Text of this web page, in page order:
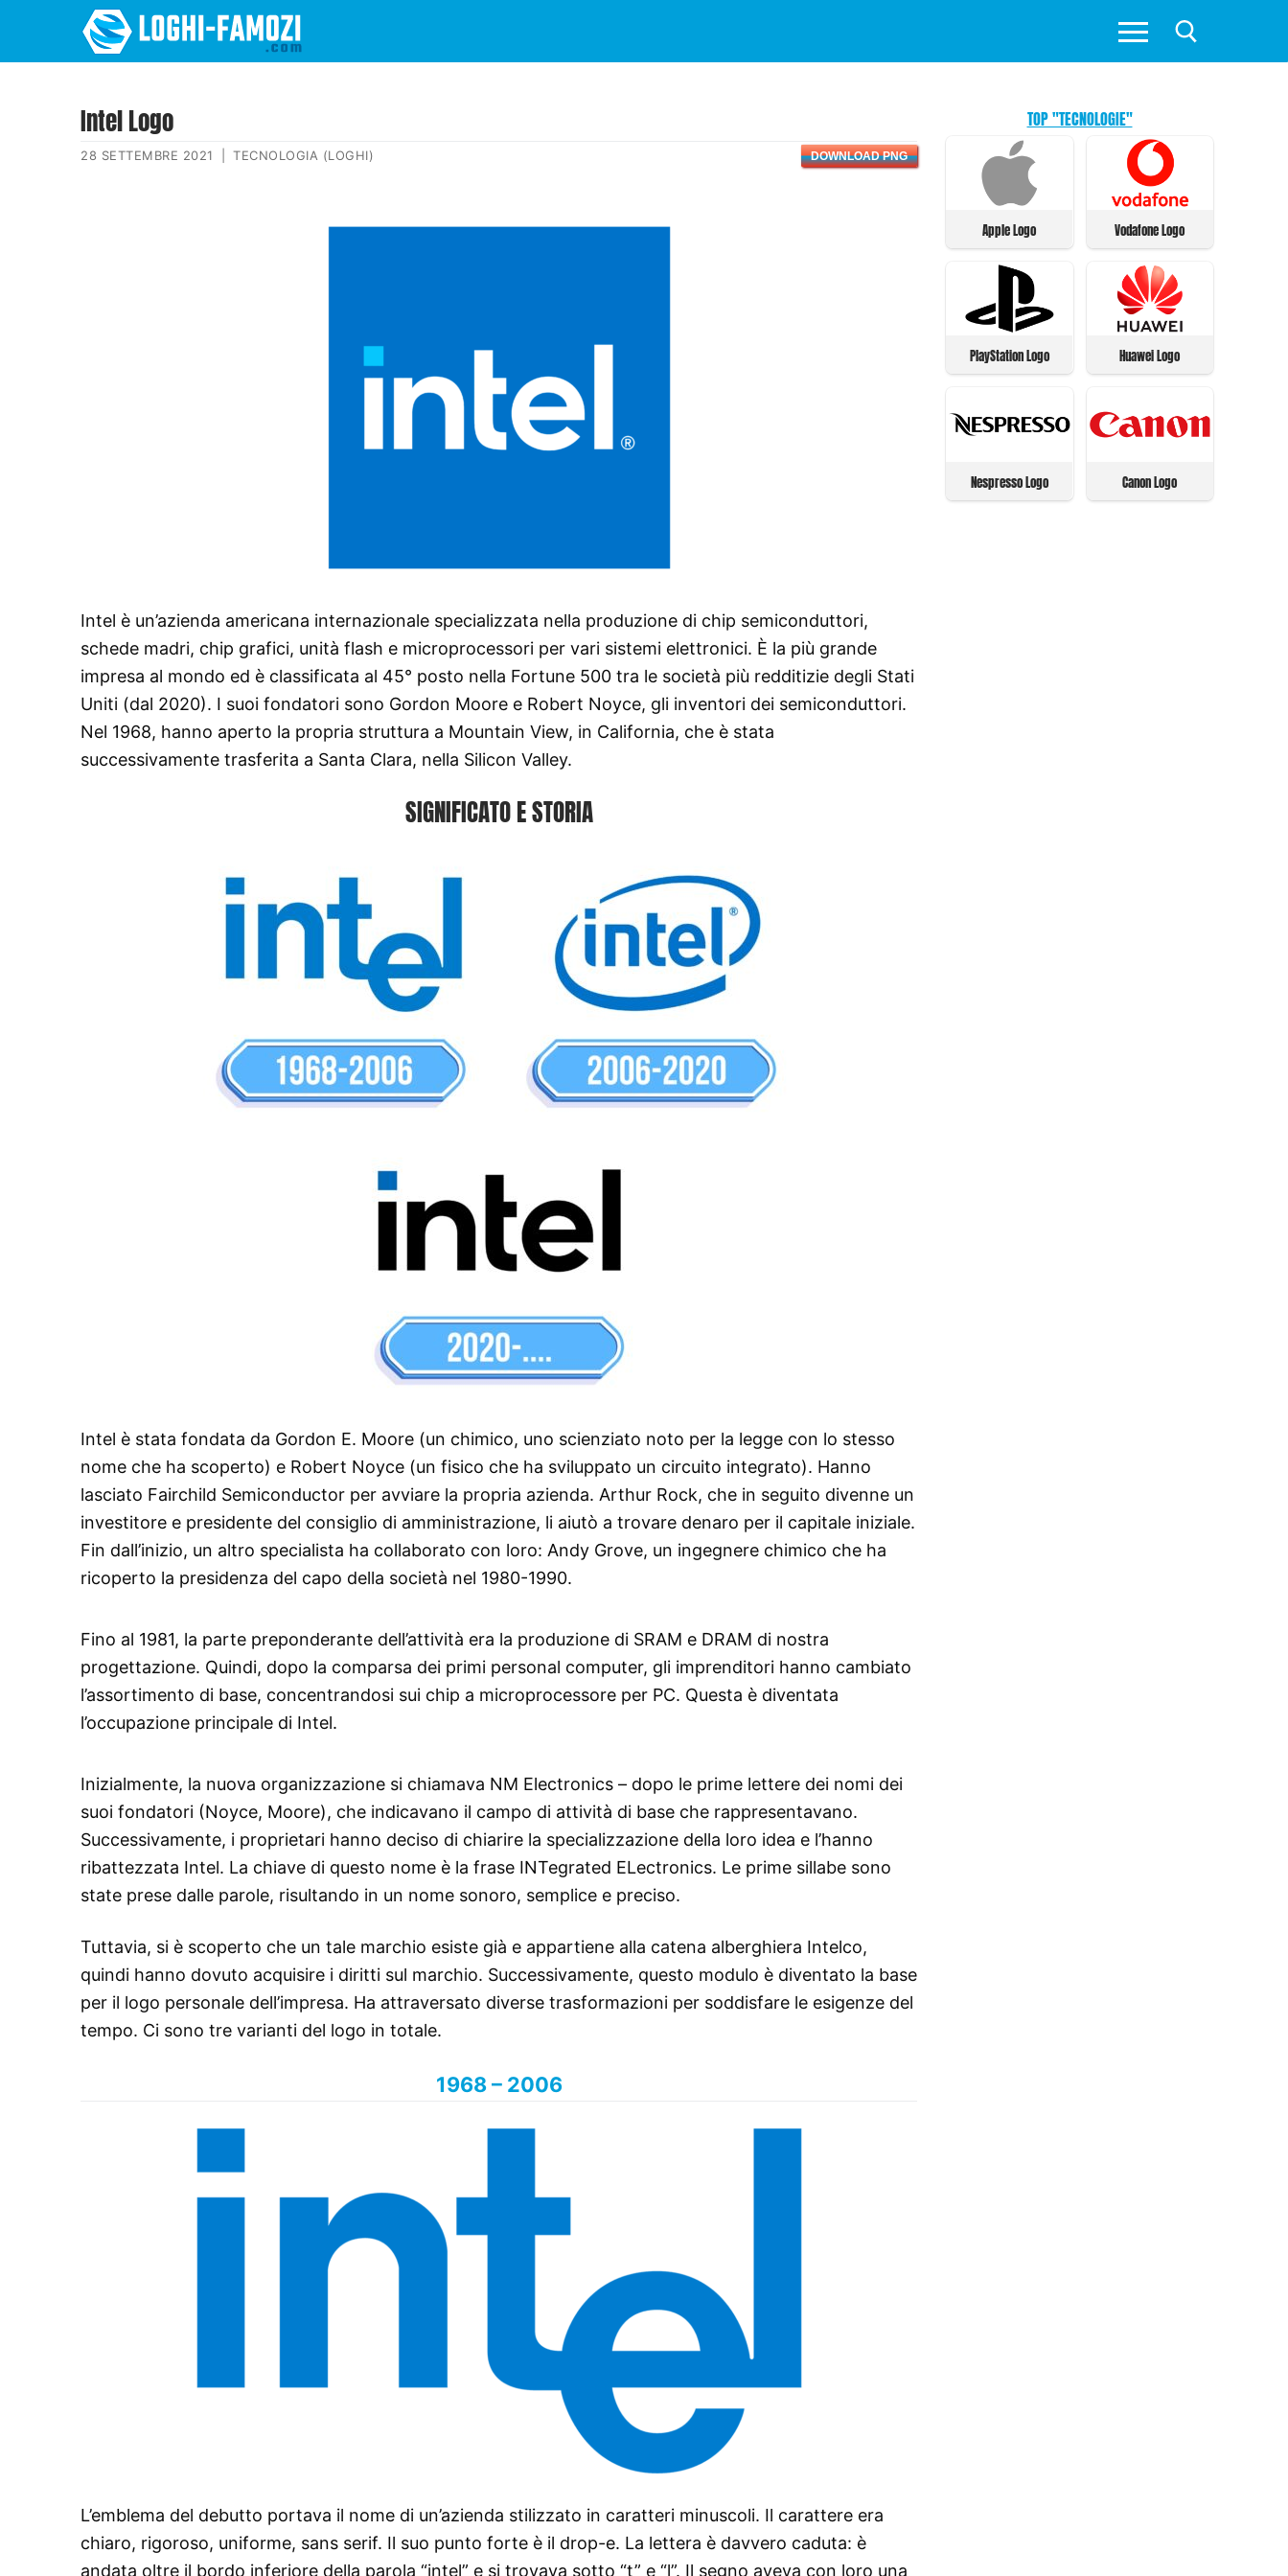
Intel Logo
28 SETTEMBRE 2021 TECNOLOGIA (LOGHI) DOWNLOAD PNG
Intel è un’azienda americana internazionale specializzata nella produzione di chip semiconduttori,
schede madri, chip grafici, unità flash e microprocessori per vari sistemi elettronici. È la più grande
impresa al mondo ed è classificata al 45° posto nella Fortune 500 tra le società più redditizie degli Stati
Uniti (dal 2020). I suoi fondatori sono Gordon Moore e Robert Noyce, gli inventori dei semiconduttori.
Nel 1968, hanno aperto la propria struttura a Mountain View, in California, che è stata
successivamente trasferita a Santa Clara, nella Silicon Valley.
SIGNIFICATO E STORIA
Intel è stata fondata da Gordon E. Moore (un chimico, uno scienziato noto per la legge con lo stesso
nome che ha scoperto) e Robert Noyce (un fisico che ha sviluppato un circuito integrato). Hanno
lasciato Fairchild Semiconductor per avviare la propria azienda. Arthur Rock, che in seguito divenne un
investitore e presidente del consiglio di amministrazione, li aiutò a trovare denaro per il capitale iniziale.
Fin dall’inizio, un altro specialista ha collaborato con loro: Andy Grove, un ingegnere chimico che ha
ricoperto la presidenza del capo della società nel 1980-1990.
Fino al 1981, la parte preponderante dell’attività era la produzione di SRAM e DRAM di nostra
progettazione. Quindi, dopo la comparsa dei primi personal computer, gli imprenditori hanno cambiato
l’assortimento di base, concentrandosi sui chip a microprocessore per PC. Questa è diventata
l’occupazione principale di Intel.
Inizialmente, la nuova organizzazione si chiamava NM Electronics – dopo le prime lettere dei nomi dei
suoi fondatori (Noyce, Moore), che indicavano il campo di attività di base che rappresentavano.
Successivamente, i proprietari hanno deciso di chiarire la specializzazione della loro idea e l’hanno
ribattezzata Intel. La chiave di questo nome è la frase INTegrated ELectronics. Le prime sillabe sono
state prese dalle parole, risultando in un nome sonoro, semplice e preciso.
Tuttavia, si è scoperto che un tale marchio esiste già e appartiene alla catena alberghiera Intelco,
quindi hanno dovuto acquisire i diritti sul marchio. Successivamente, questo modulo è diventato la base
per il logo personale dell’impresa. Ha attraversato diverse trasformazioni per soddisfare le esigenze del
tempo. Ci sono tre varianti del logo in totale.
1968 – 2006
L’emblema del debutto portava il nome di un’azienda stilizzato in caratteri minuscoli. Il carattere era
chiaro, rigoroso, uniforme, sans serif. Il suo punto forte è il drop-e. La lettera è davvero caduta: è
andata oltre il bordo inferiore della parola “intel” e si trovava sotto “t” e “l”. Il segno aveva con loro una
TOP "TECNOLOGIE"
Apple Logo Vodafone Logo
PlayStation Logo Huawei Logo
Nespresso Logo Canon Logo